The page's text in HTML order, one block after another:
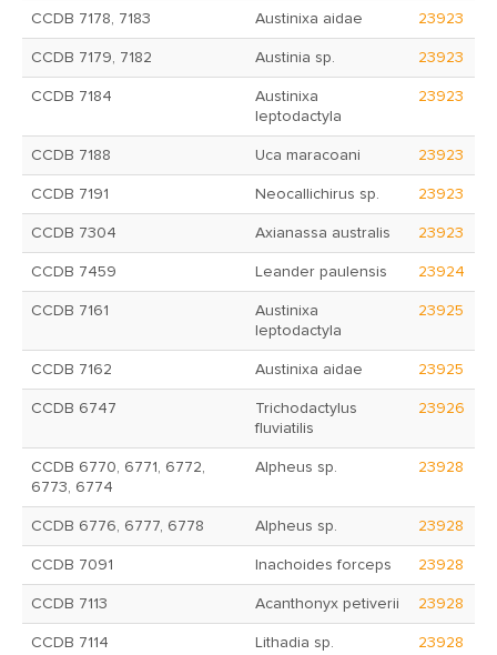
CCDB 7178, 7183 Austinixa aidae 23923
CCDB 7179, 7182 Austinia sp. 23923
CCDB 7184
Austinixa
leptodactyla
23923
CCDB 7188 Uca maracoani 23923
CCDB 7191 Neocallichirus sp. 23923
CCDB 7304 Axianassa australis 23923
CCDB 7459 Leander paulensis 23924
CCDB 7161
Austinixa
leptodactyla
23925
CCDB 7162 Austinixa aidae 23925
CCDB 6747
Trichodactylus
fluviatilis
23926
CCDB 6770, 6771, 6772,
6773, 6774
Alpheus sp. 23928
CCDB 6776, 6777, 6778 Alpheus sp. 23928
CCDB 7091 Inachoides forceps 23928
CCDB 7113 Acanthonyx petiverii 23928
CCDB 7114 Lithadia sp. 23928